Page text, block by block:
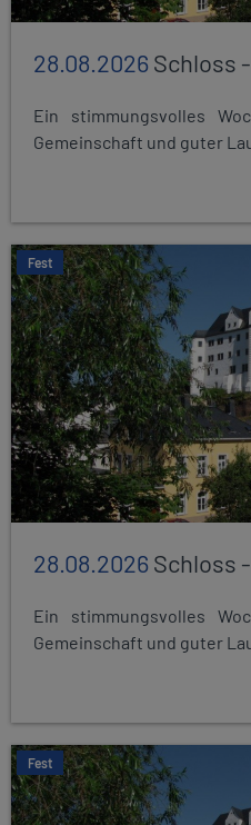
28.08.2026Schloss
Ein stimmungsvolles
Gemeinschaft und guter
Fest
28.08.2026Schloss
Ein stimmungsvolles
Gemeinschaft und guter
Fest